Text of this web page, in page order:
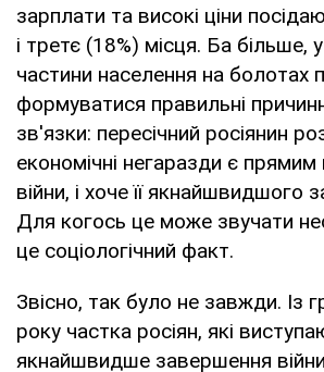
зарплати та високі ціни
і третє (18%) місця. Ба більше,
частини населення на болотах
формуватися правильні
зв'язки: пересічний росіянин
економічні негаразди є прямим
війни, і хоче її якнайшвидшого
Для когось це може звучати
це соціологічний факт.
Звісно, так було не завжди. Із
року частка росіян, які
якнайшвидше завершення